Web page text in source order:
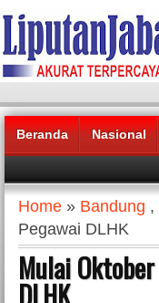
Beranda Nasional
Headlines News :
Home » Bandung ,
Pegawai DLHK
Mulai
DLHK